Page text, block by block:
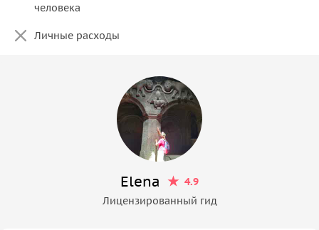
человека
Личные расходы
Elena
4.9
Лицензированный гид